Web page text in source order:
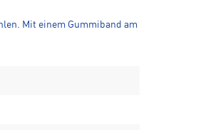
Mit einem Gummiband am